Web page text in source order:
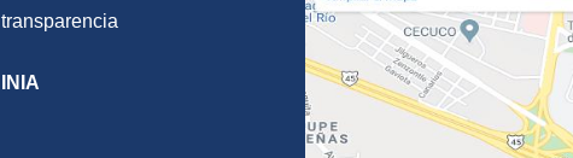
transparencia
INIA